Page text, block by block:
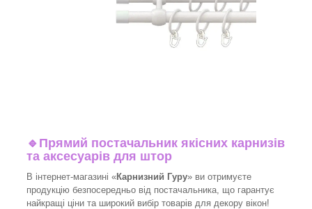
🔹 Прямий постачальник якісних карнизів
та аксесуарів для штор
В інтернет-магазині «Карнизний Гуру» ви отримуєте
продукцію безпосередньо від постачальника, що гарантує
найкращі ціни та широкий вибір товарів для декору вікон!